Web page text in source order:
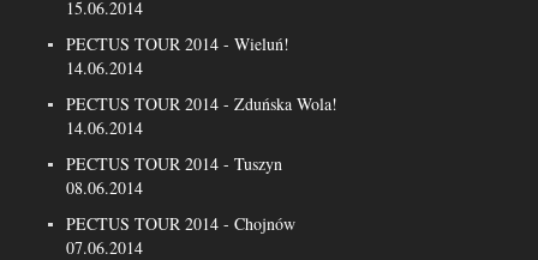
15.06.2014
PECTUS TOUR 2014 - Wieluń!
14.06.2014
PECTUS TOUR 2014 - Zduńska Wola!
14.06.2014
PECTUS TOUR 2014 - Tuszyn
08.06.2014
PECTUS TOUR 2014 - Chojnów
07.06.2014